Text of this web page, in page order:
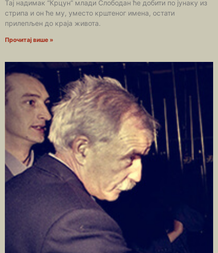
Тај надимак “Крцун” млади Слободан ће добити по јунаку из
стрипа и он ће му, уместо крштеног имена, остати
прилепљен до краја живота.
Прочитај више »